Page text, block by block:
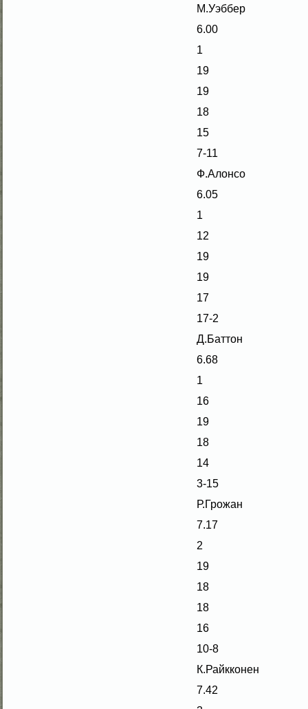
М.Уэббер
6.00
1
19
19
18
15
7-11
Ф.Алοнсο
6.05
1
12
19
19
17
17-2
Д.Баттон
6.68
1
16
19
18
14
3-15
Р.Грожан
7.17
2
19
18
18
16
10-8
К.Райкконен
7.42